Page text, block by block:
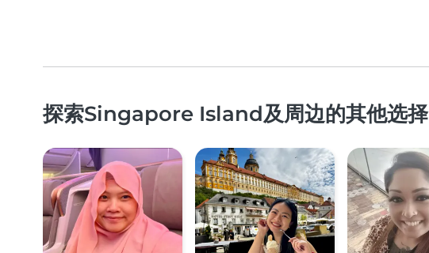
探索Singapore Island及周边的其他选择